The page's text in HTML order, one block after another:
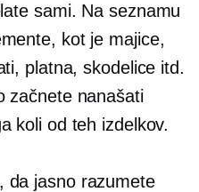
sami. Na seznamu
kot je majice,
platna, skodelice itd.
začnete nanašati
koli od teh izdelkov.
da jasno razumete